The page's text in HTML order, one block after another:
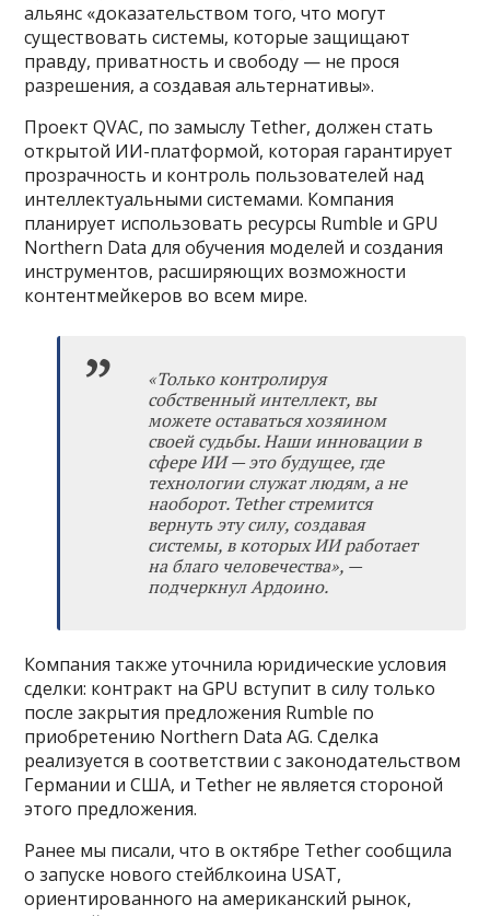
альянс «доказательством того, что могут
существовать системы, которые защищают
правду, приватность и свободу — не прося
разрешения, а создавая альтернативы».
Проект QVAC, по замыслу Tether, должен стать
открытой ИИ-платформой, которая гарантирует
прозрачность и контроль пользователей над
интеллектуальными системами. Компания
планирует использовать ресурсы Rumble и GPU
Northern Data для обучения моделей и создания
инструментов, расширяющих возможности
контентмейкеров во всем мире.
«Только контролируя
собственный интеллект, вы
можете оставаться хозяином
своей судьбы. Наши инновации в
сфере ИИ — это будущее, где
технологии служат людям, а не
наоборот. Tether стремится
вернуть эту силу, создавая
системы, в которых ИИ работает
на благо человечества», —
подчеркнул Ардоино.
Компания также уточнила юридические условия
сделки: контракт на GPU вступит в силу только
после закрытия предложения Rumble по
приобретению Northern Data AG. Сделка
реализуется в соответствии с законодательством
Германии и США, и Tether не является стороной
этого предложения.
Ранее мы писали, что в октябре Tether сообщила
о запуске нового стейблкоина USAT,
ориентированного на американский рынок,